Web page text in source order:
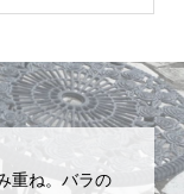
重ね。バラの